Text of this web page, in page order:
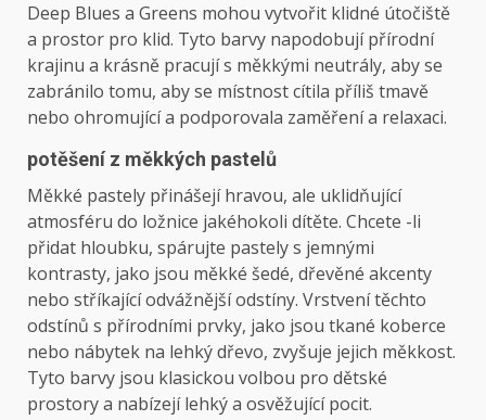
Deep Blues a Greens mohou vytvořit klidné útočiště
a prostor pro klid. Tyto barvy napodobují přírodní
krajinu a krásně pracují s měkkými neutrály, aby se
zabránilo tomu, aby se místnost cítila příliš tmavě
nebo ohromující a podporovala zaměření a relaxaci.
potěšení z měkkých pastelů
Měkké pastely přinášejí hravou, ale uklidňující
atmosféru do ložnice jakéhokoli dítěte. Chcete -li
přidat hloubku, spárujte pastely s jemnými
kontrasty, jako jsou měkké šedé, dřevěné akcenty
nebo stříkající odvážnější odstíny. Vrstvení těchto
odstínů s přírodními prvky, jako jsou tkané koberce
nebo nábytek na lehký dřevo, zvyšuje jejich měkkost.
Tyto barvy jsou klasickou volbou pro dětské
prostory a nabízejí lehký a osvěžující pocit.